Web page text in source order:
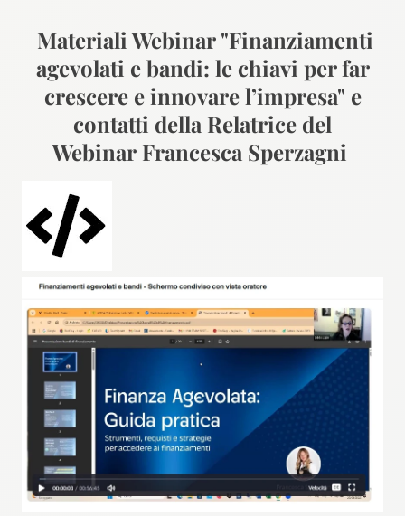
Materiali Webinar "Finanziamenti
agevolati e bandi: le chiavi per far
crescere e innovare l’impresa" e
contatti della Relatrice del
Webinar Francesca Sperzagni